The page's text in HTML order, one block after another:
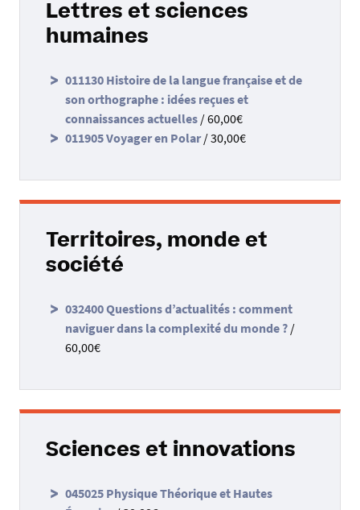
Lettres et sciences
humaines
011130 Histoire de la langue française et de
son orthographe : idées reçues et
connaissances actuelles / 60,00€
011905 Voyager en Polar/ 30,00€
Territoires, monde et
société
032400 Questions d’actualités : comment
naviguer dans la complexité du monde ? /
60,00€
Sciences et innovations
045025 Physique Théorique et Hautes